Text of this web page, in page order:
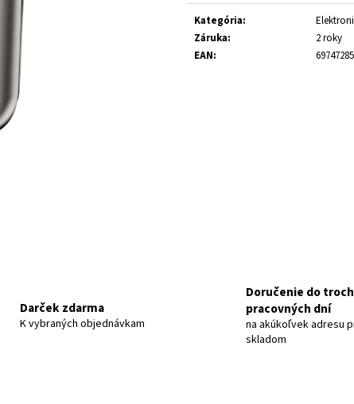
cena:
Kategória:
Záruka:
2 roky
EAN:
Darček zdarma
K vybraných objednávkam
Doručenie do troch
pracovných dní
na akúkoľvek adresu
skladom
70MAI AUTOKAMERA 4K T800-2-256GB
€419
70MAI